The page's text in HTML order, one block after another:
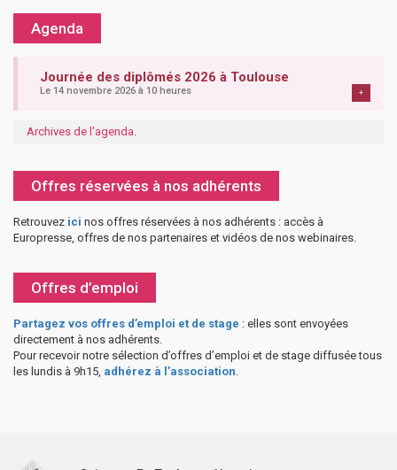
Agenda
Journée des diplômés 2026 à Toulouse
Le 14 novembre 2026 à 10 heures +
Archives de l'agenda
Offres réservées à nos adhérents
Retrouvez ici nos offres réservées à nos adhérents : accès à
Europresse, offres de nos partenaires et vidéos de nos webinaires.
Offres d’emploi
Partagez vos offres d’emploi et de stage : elles sont envoyées
directement à nos adhérents.
Pour recevoir notre sélection d’offres d’emploi et de stage diffusée tous
les lundis à 9h15, adhérez à l’association